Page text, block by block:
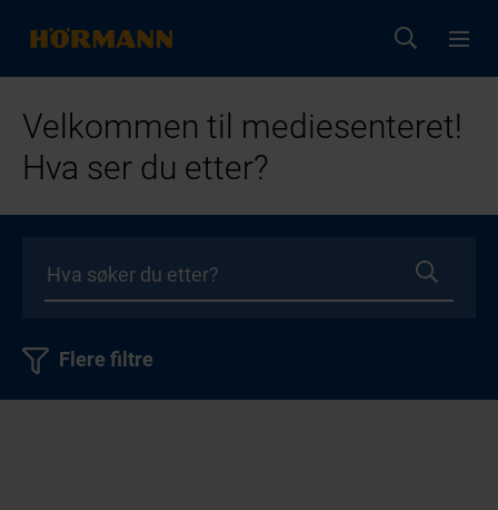
Velkommen til mediesenteret!
Hva ser du etter?
Flere filtre